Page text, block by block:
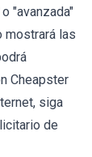
"avanzada"
mostrará las
Cheapster
siga
de